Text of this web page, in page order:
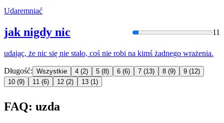
Udaremniać
jak nigdy nic 11
udając, że nic się nie stało, coś nie robi na kimś żadnego wrażenia.
Długość: Wszystkie 4 (2) 5 (8) 6 (6) 7 (13) 8 (9) 9 (12)
10 (9) 11 (6) 12 (2) 13 (1)
FAQ: uzda